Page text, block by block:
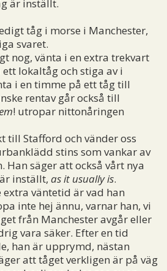
är inställt.
tåg i morse i Manchester,
svaret.
nog, vänta i en extra trekvart
lokaltåg och stiga av i
i en timme på ett tåg till
rentav går också till
! utropar nittonåringen
Stafford och vänder oss
stins som vankar av
Han säger att också vårt nya
inställt, as it usually is.
väntetid är vad han
inte hej ännu, varnar han, vi
från Manchester avgår eller
vara säker. Efter en tid
han är upprymd, nästan
att tåget verkligen är på väg